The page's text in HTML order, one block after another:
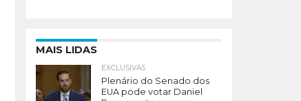
MAIS LIDAS
EXCLUSIVAS
Plenário do Senado dos
EUA pode votar Daniel